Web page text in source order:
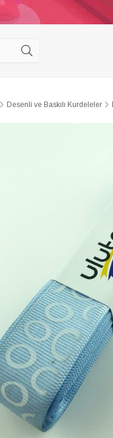
TAKI
Desenli ve Baskılı Kurdeleler